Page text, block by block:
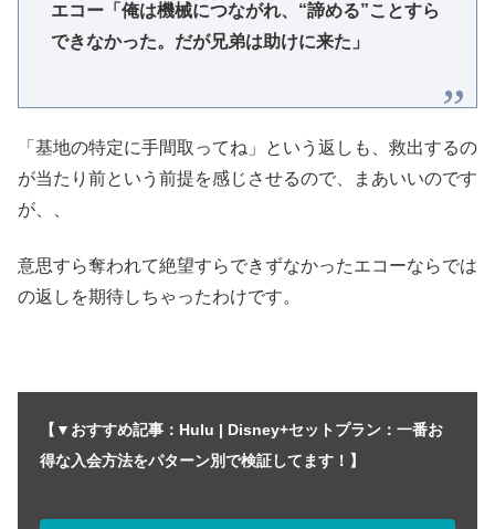
エコー「俺は機械につながれ、“諦める”ことすら
できなかった。だが兄弟は助けに来た」
「基地の特定に手間取ってね」という返しも、救出するの
が当たり前という前提を感じさせるので、まあいいのです
が、、
意思すら奪われて絶望すらできずなかったエコーならでは
の返しを期待しちゃったわけです。
【▼おすすめ記事：Hulu | Disney+セットプラン：一番お
得な入会方法をパターン別で検証してます！】